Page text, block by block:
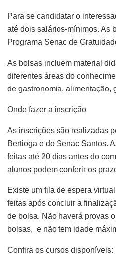
Para se candidatar o
até dois salários-mínimos. As
Programa Senac de
As bolsas incluem material
diferentes áreas do
de gastronomia, alimentação,
Onde fazer a inscrição
As inscrições são realizadas
Bertioga e do Senac Santos.
feitas até 20 dias antes do
alunos podem conferir os
Existe um fila de espera
feitas após concluir a
de bolsa. Não haverá provas
bolsas, e não tem idade
Confira os cursos disponíveis: